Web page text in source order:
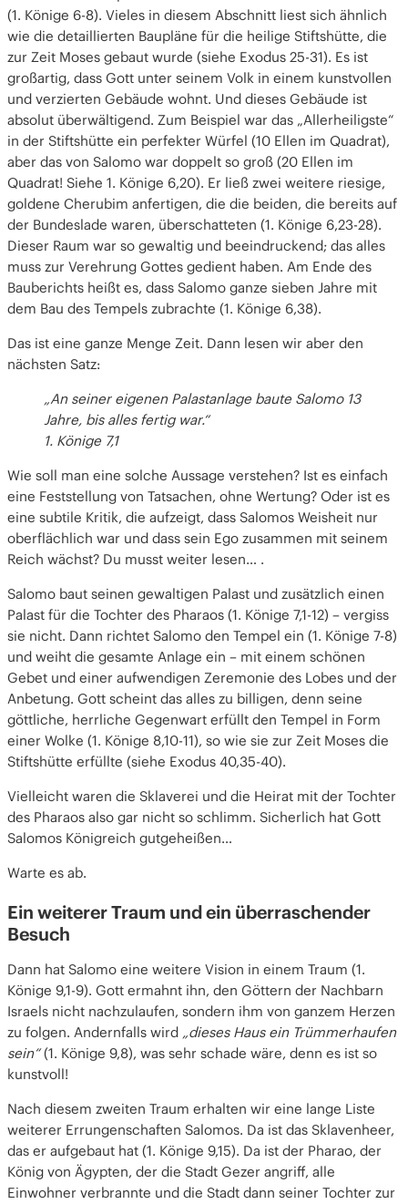
(1. Könige 6-8). Vieles in diesem Abschnitt liest sich ähnlich
wie die detaillierten Baupläne für die heilige Stiftshütte, die
zur Zeit Moses gebaut wurde (siehe Exodus 25-31). Es ist
großartig, dass Gott unter seinem Volk in einem kunstvollen
und verzierten Gebäude wohnt. Und dieses Gebäude ist
absolut überwältigend. Zum Beispiel war das „Allerheiligste“
in der Stiftshütte ein perfekter Würfel (10 Ellen im Quadrat),
aber das von Salomo war doppelt so groß (20 Ellen im
Quadrat! Siehe 1. Könige 6,20). Er ließ zwei weitere riesige,
goldene Cherubim anfertigen, die die beiden, die bereits auf
der Bundeslade waren, überschatteten (1. Könige 6,23-28).
Dieser Raum war so gewaltig und beeindruckend; das alles
muss zur Verehrung Gottes gedient haben. Am Ende des
Bauberichts heißt es, dass Salomo ganze sieben Jahre mit
dem Bau des Tempels zubrachte (1. Könige 6,38).
Das ist eine ganze Menge Zeit. Dann lesen wir aber den
nächsten Satz:
„An seiner eigenen Palastanlage baute Salomo 13
Jahre, bis alles fertig war.“
1. Könige 7,1
Wie soll man eine solche Aussage verstehen? Ist es einfach
eine Feststellung von Tatsachen, ohne Wertung? Oder ist es
eine subtile Kritik, die aufzeigt, dass Salomos Weisheit nur
oberflächlich war und dass sein Ego zusammen mit seinem
Reich wächst? Du musst weiter lesen… .
Salomo baut seinen gewaltigen Palast und zusätzlich einen
Palast für die Tochter des Pharaos (1. Könige 7,1-12) – vergiss
sie nicht. Dann richtet Salomo den Tempel ein (1. Könige 7-8)
und weiht die gesamte Anlage ein – mit einem schönen
Gebet und einer aufwendigen Zeremonie des Lobes und der
Anbetung. Gott scheint das alles zu billigen, denn seine
göttliche, herrliche Gegenwart erfüllt den Tempel in Form
einer Wolke (1. Könige 8,10-11), so wie sie zur Zeit Moses die
Stiftshütte erfüllte (siehe Exodus 40,35-40).
Vielleicht waren die Sklaverei und die Heirat mit der Tochter
des Pharaos also gar nicht so schlimm. Sicherlich hat Gott
Salomos Königreich gutgeheißen…
Warte es ab.
Ein weiterer Traum und ein überraschender
Besuch
Dann hat Salomo eine weitere Vision in einem Traum (1.
Könige 9,1-9). Gott ermahnt ihn, den Göttern der Nachbarn
Israels nicht nachzulaufen, sondern ihm von ganzem Herzen
zu folgen. Andernfalls wird „dieses Haus ein Trümmerhaufen
sein“(1. Könige 9,8), was sehr schade wäre, denn es ist so
kunstvoll!
Nach diesem zweiten Traum erhalten wir eine lange Liste
weiterer Errungenschaften Salomos. Da ist das Sklavenheer,
das er aufgebaut hat (1. Könige 9,15). Da ist der Pharao, der
König von Ägypten, der die Stadt Gezer angriff, alle
Einwohner verbrannte und die Stadt dann seiner Tochter zur